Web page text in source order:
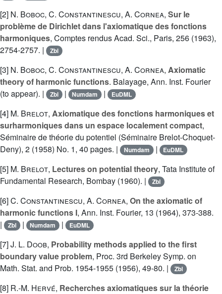
[2] N. Boboc, C. Constantinescu, A. Cornea, Sur le
problème de Dirichlet dans l'axiomatique des fonctions
harmoniques, Comptes rendus Acad. Sci., Paris, 256 (1963),
2754-2757. |
Zbl
[3] N. Boboc, C. Constantinescu, A. Cornea, Axiomatic
theory of harmonic functions. Balayage, Ann. Inst. Fourier
(to appear). |
Zbl | Numdam | EuDML
[4] M. Brelot, Axiomatique des fonctions harmoniques et
surharmoniques dans un espace localement compact,
Séminaire de théorie du potentiel (Séminaire Brelot-Choquet-
Deny), 2 (1958) No. 1, 40 pages. |
Numdam | EuDML
[5] M. Brelot, Lectures on potential theory, Tata Institute of
Fundamental Research, Bombay (1960). |
Zbl
[6]C. Constantinescu, A. Cornea, On the axiomatic of
harmonic functions I, Ann. Inst. Fourier, 13 (1964), 373-388.
|
Zbl | Numdam | EuDML
[7]J. L. Doob, Probability methods applied to the first
boundary value problem, Proc. 3rd Berkeley Symp. on
Math. Stat. and Prob. 1954-1955 (1956), 49-80. |
Zbl
[8] R.-M. Hervé, Recherches axiomatiques sur la théorie